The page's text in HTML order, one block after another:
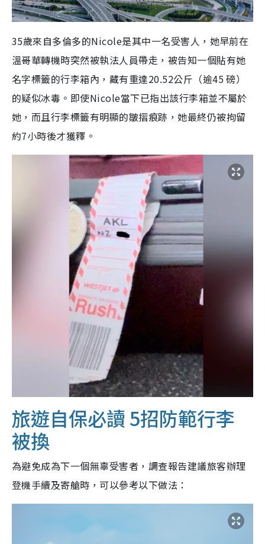
35歲來自多倫多的Nicole是其中一名受害人，她早前在
溫哥華轉機時突然被執法人員帶走，被告知一個貼有她
名字標籤的行李箱內，藏有重達20.52公斤（逾45 磅）
的疑似冰毒。即使Nicole當下已指出該行李箱並不屬於
她，而且行李標籤有明顯的皺摺痕跡，她最終仍被拘留
約7小時後才獲釋。
旅遊自保必讀 5招防範行李
被換
為避免成為下一個無辜受害者，調查報告建議旅客辦理
登機手續及寄艙時，可以參考以下做法：